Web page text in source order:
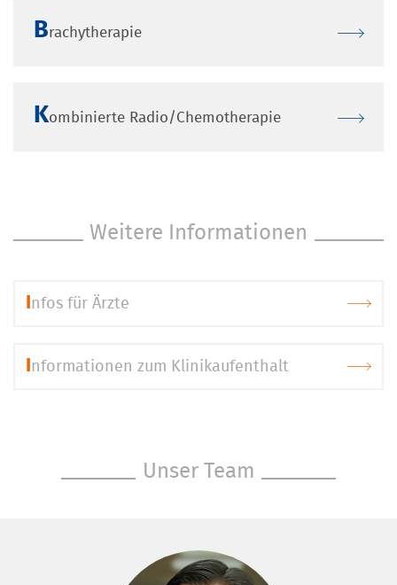
Brachytherapie
Kombinierte Radio/Chemotherapie
Weitere Informationen
nfos für Ärzte
nformationen zum Klinikaufenthalt
Unser Team